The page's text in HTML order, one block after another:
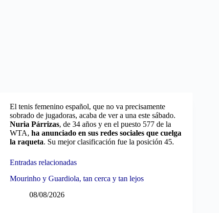
El tenis femenino español, que no va precisamente
sobrado de jugadoras, acaba de ver a una este sábado.
Nuria Párrizas, de 34 años y en el puesto 577 de la
WTA, ha anunciado en sus redes sociales que cuelga
la raqueta. Su mejor clasificación fue la posición 45.
Entradas relacionadas
Mourinho y Guardiola, tan cerca y tan lejos
08/08/2026